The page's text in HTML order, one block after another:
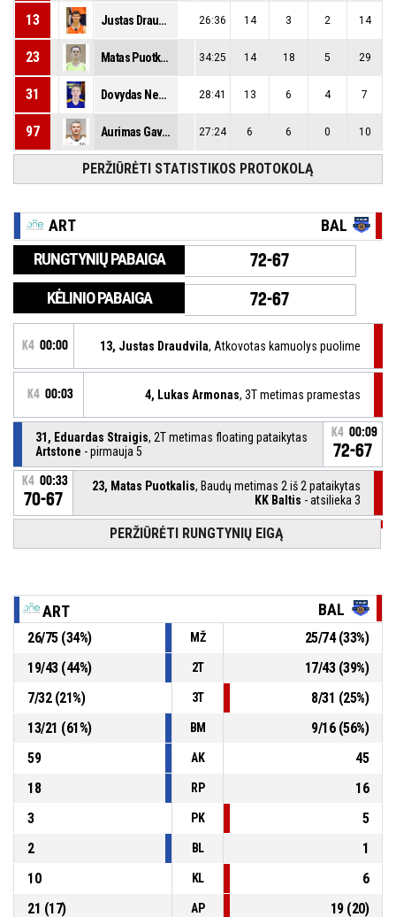
13 Justas Draudvila 26:36 14 3 2 14
23 Matas Puotkalis 34:25 14 18 5 29
31 Dovydas Nemeikša 28:41 13 6 4 7
97 Aurimas Gavelis 27:24 6 6 0 10
PERŽIŪRĖTI STATISTIKOS PROTOKOLĄ
ART BAL
RUNGTYNIŲ PABAIGA 72-67
KĖLINIO PABAIGA 72-67
K4 00:00 13, Justas Draudvila, Atkovotas kamuolys puolime
K4 00:03 4, Lukas Armonas, 3T metimas pramestas
31, Eduardas Straigis, 2T metimas floating pataikytas
Artstone - pirmauja 5
K4 00:09
72-67
K4 00:33
70-67
23, Matas Puotkalis, Baudų metimas 2 iš 2 pataikytas
KK Baltis - atsilieka 3
23, Matas Puotkalis, Baudų metimas 1 iš 2 pramestas
23, Matas Puotkalis, Išprovokuota pražanga
96, Juozas Milius , Asmeninė pražanga K4 00:33
K4 00:43 97, Aurimas Gavelis , Atkovotas kamuolys gynyboje
PERŽIŪRĖTI RUNGTYNIŲ EIGĄ
ART BAL
26/75(34%) MŽ 25/74(33%)
19/43(44%) 2T 17/43(39%)
7/32(21%) 3T 8/31 (25%)
13/21 (61%) BM 9/16(56%)
59
AK
45
18
RP
16
3
PK
5
2
BL
1
10
KL
6
21 (17) AP 19(20)